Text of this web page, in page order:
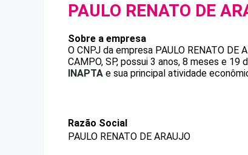
PAULO RENATO DE
Sobre a empresa
O CNPJ da empresa PAULO RENATO DE
CAMPO, SP, possui 3 anos, 8 meses e
INAPTA e sua principal atividade
Razão Social
PAULO RENATO DE ARAUJO